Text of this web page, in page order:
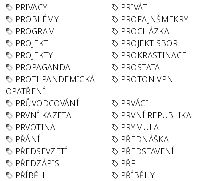
PRIVACY
PRIVÁT
PROBLÉMY
PROFAJNŠMEKRY
PROGRAM
PROCHÁZKA
PROJEKT
PROJEKT SBOR
PROJEKTY
PROKRASTINACE
PROPAGANDA
PROSTATA
PROTI-PANDEMICKÁ
OPATŘENÍ
PROTON VPN
PRŮVODCOVÁNÍ
PRVÁCI
PRVNÍ KAZETA
PRVNÍ REPUBLIKA
PRVOTINA
PRYMULA
PŘÁNÍ
PŘEDNÁŠKA
PŘEDSEVZETÍ
PŘEDSTAVENÍ
PŘEDZÁPIS
PŘF
PŘÍBĚH
PŘÍBĚHY